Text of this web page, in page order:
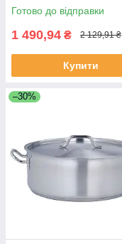
Готово до відправки
1 490,94 ₴ 2 129,91 ₴
Купити
–30%